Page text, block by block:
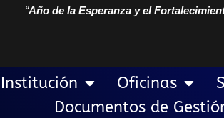
“Año de la Esperanza y el
Institución Oficinas
Documentos de